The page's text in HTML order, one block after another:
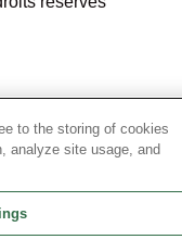
to the storing of cookies
analyze site usage, and